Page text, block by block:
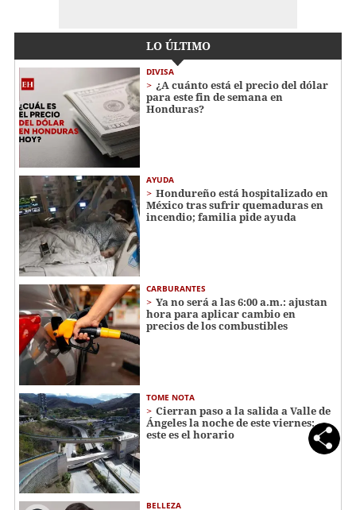
LO ÚLTIMO
DIVISA
¿A cuánto está el precio del dólar
para este fin de semana en
Honduras?
AYUDA
Hondureño está hospitalizado en
México tras sufrir quemaduras en
incendio; familia pide ayuda
CARBURANTES
Ya no será a las 6:00 a.m.: ajustan
hora para aplicar cambio en
precios de los combustibles
TOME NOTA
Cierran paso a la salida a Valle de
Ángeles la noche de este viernes:
este es el horario
BELLEZA